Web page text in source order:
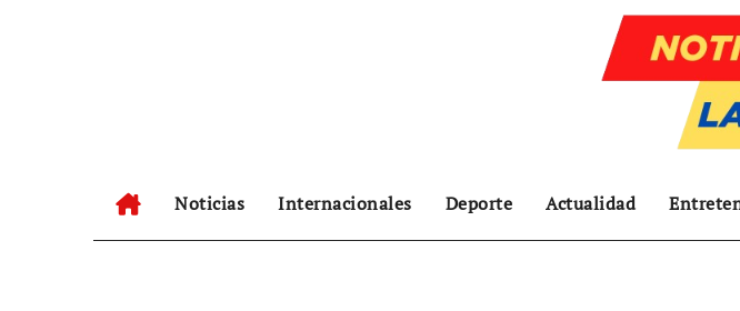
Noticias Internacionales Deporte Actualidad